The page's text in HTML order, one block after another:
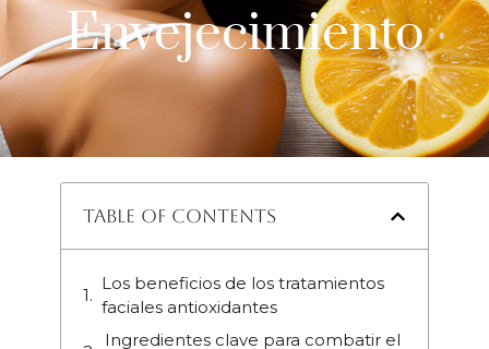
Envejecimiento
Table of Contents
Los beneficios de los tratamientos
faciales antioxidantes
Ingredientes clave para combatir el